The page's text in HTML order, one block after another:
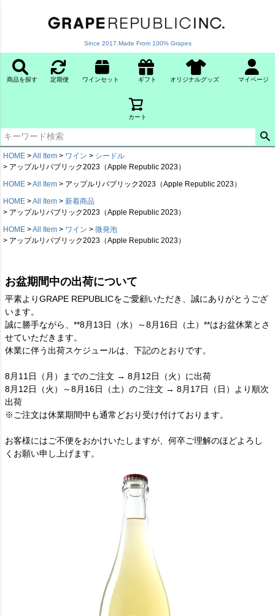
Since 2017.Made From 100% Grapes
商品を探す 定期便 ワインセット ギフト オリジナルグッズ マイページ
カート
HOME All Item ワイン
シードル
アップルリパブリック2023（Apple Republic 2023）
HOME
All Item
アップルリパブリック2023（Apple Republic 2023）
HOME
All Item
新着商品
アップルリパブリック2023（Apple Republic 2023）
HOME
All Item ワイン
微発泡
アップルリパブリック2023（Apple Republic 2023）
お盆期間中の出荷について
平素よりGRAPE REPUBLICをご愛顧いただき、誠にありがとうござ
います。
誠に勝手ながら、**8月13日（水）～8月16日（土）**はお盆休業とさ
せていただきます。
休業に伴う出荷スケジュールは、下記のとおりです。
8月11日（月）までのご注文 → 8月12日（火）に出荷
8月12日（火）～8月16日（土）のご注文 → 8月17日（日）より順次
出荷
※ご注文は休業期間中も通常どおり受け付けております。
お客様にはご不便をおかけいたしますが、何卒ご理解のほどよろし
くお願い申し上げます。